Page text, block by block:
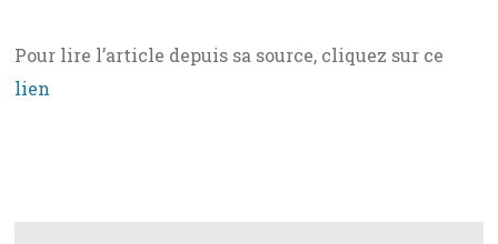
Pour lire l’article depuis sa source, cliquez sur ce
lien